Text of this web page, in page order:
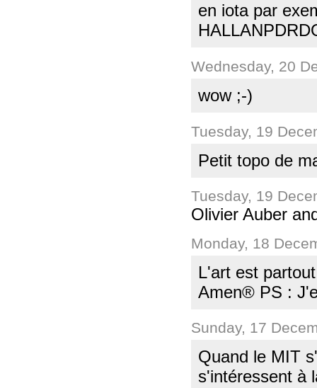
en iota par
Wednesday, 20
wow ;-)
Tuesday, 19
Petit topo de
Tuesday, 19
Olivier Auber
Monday, 18
L'art est
Amen® PS :
Sunday, 17
Quand le MIT
s'intéressent à